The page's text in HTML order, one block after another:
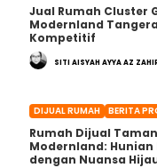
Jual Rumah Cluster
Modernland
Kompetitif
SITI AISYAH AYYA AZ
DIJUAL RUMAH BERITA
Rumah Dijual
Modernland: Hunian
dengan Nuansa